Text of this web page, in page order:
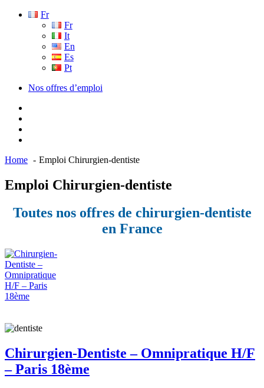
Fr
Fr
It
En
Es
Pt
Nos offres d’emploi
Home Emploi Chirurgien-dentiste
Emploi Chirurgien-dentiste
Toutes nos offres de chirurgien-dentiste
en France
Chirurgien-Dentiste – Omnipratique H/F
– Paris 18ème